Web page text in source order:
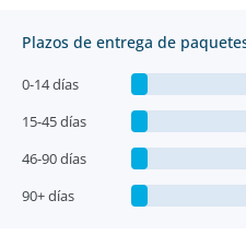
Plazos de entrega de
0-14 días
15-45 días
46-90 días
90+ días